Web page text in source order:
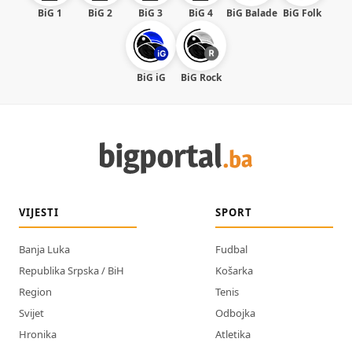
BiG 1 BiG 2 BiG 3 BiG 4 BiG Balade BiG Folk
BiG iG BiG Rock
VIJESTI
Banja Luka
Republika Srpska / BiH
Region
Svijet
Hronika
SPORT
Fudbal
Košarka
Tenis
Odbojka
Atletika